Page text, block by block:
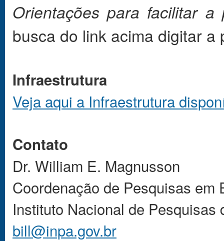
Orientações para facilitar a
busca do link acima digitar
Infraestrutura
Veja aqui a Infraestrutura
Contato
Dr. William E. Magnusson
Coordenação de Pesquisas em
Instituto Nacional de Pesquisas
bill@inpa.gov.br